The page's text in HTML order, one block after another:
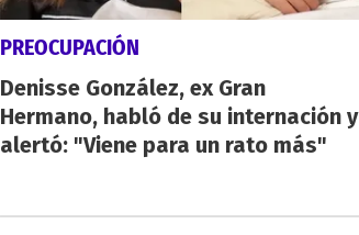
PREOCUPACIÓN
Denisse González, ex Gran
Hermano, habló de su internación y
alertó: "Viene para un rato más"